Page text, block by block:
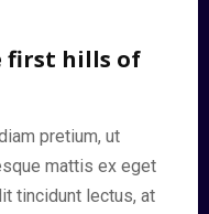
first hills of
pretium, ut
mattis ex eget
tincidunt lectus, at